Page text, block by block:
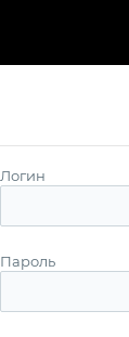
Логин
Пароль